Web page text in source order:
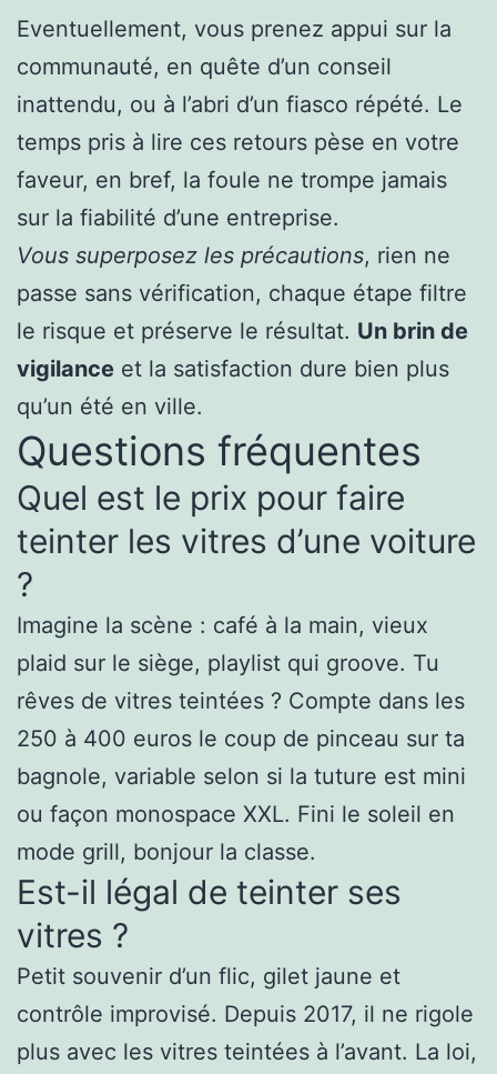
Eventuellement, vous prenez appui sur la
communauté, en quête d’un conseil
inattendu, ou à l’abri d’un fiasco répété. Le
temps pris à lire ces retours pèse en votre
faveur, en bref, la foule ne trompe jamais
sur la fiabilité d’une entreprise.
Vous superposez les précautions, rien ne
passe sans vérification, chaque étape filtre
le risque et préserve le résultat. Un brin de
vigilance et la satisfaction dure bien plus
qu’un été en ville.
Questions fréquentes
Quel est le prix pour faire
teinter les vitres d’une voiture
?
Imagine la scène : café à la main, vieux
plaid sur le siège, playlist qui groove. Tu
rêves de vitres teintées ? Compte dans les
250 à 400 euros le coup de pinceau sur ta
bagnole, variable selon si la tuture est mini
ou façon monospace XXL. Fini le soleil en
mode grill, bonjour la classe.
Est-il légal de teinter ses
vitres ?
Petit souvenir d’un flic, gilet jaune et
contrôle improvisé. Depuis 2017, il ne rigole
plus avec les vitres teintées à l’avant. La loi,